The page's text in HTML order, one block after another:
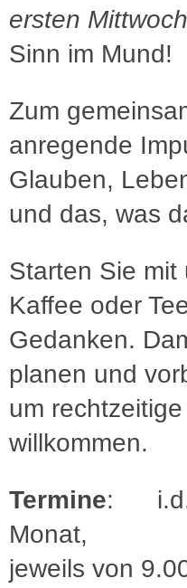
ersten
Sinn im Mund!
Zum
anregende
Glauben,
und das, was
Starten Sie mit
Kaffee oder
Gedanken.
planen und
um
willkommen.
Termine:
Monat,
jeweils von